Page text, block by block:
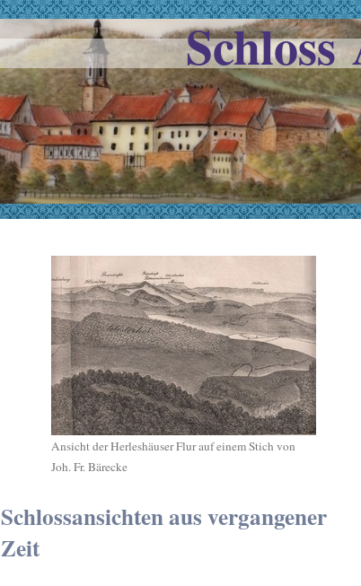
Ansicht der Herleshäuser Flur auf einem Stich von
Joh. Fr. Bärecke
Schlossansichten aus vergangener
Zeit